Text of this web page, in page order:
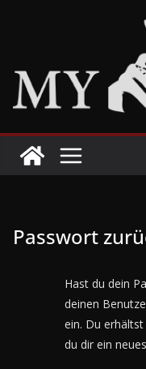
Passwort
Hast du dein
deinen
ein. Du
du dir ein